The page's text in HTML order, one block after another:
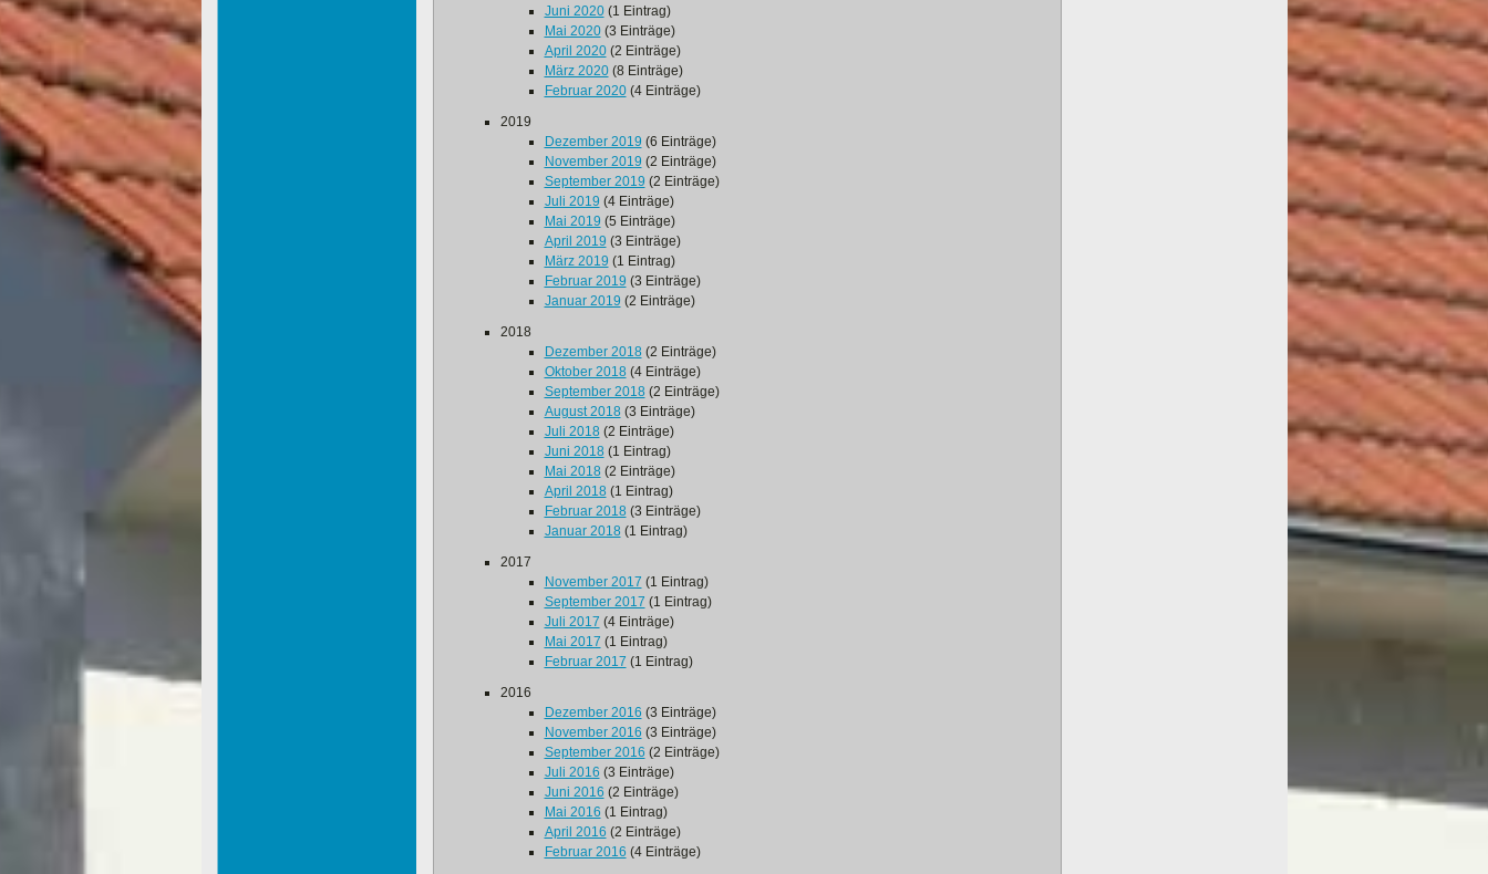
Juni 2020(1 Eintrag)
Mai 2020(3 Einträge)
April 2020(2 Einträge)
März 2020(8 Einträge)
Februar 2020(4 Einträge)
2019
Dezember 2019 (6 Einträge)
November 2019 (2 Einträge)
September 2019 (2 Einträge)
Juli 2019 (4 Einträge)
Mai 2019 (5 Einträge)
April 2019 (3 Einträge)
März 2019 (1 Eintrag)
Februar 2019 (3 Einträge)
Januar 2019 (2 Einträge)
2018
Dezember 2018(2 Einträge)
Oktober 2018(4 Einträge)
September 2018(2 Einträge)
August 2018(3 Einträge)
Juli 2018(2 Einträge)
Juni 2018(1 Eintrag)
Mai 2018(2 Einträge)
April 2018(1 Eintrag)
Februar 2018(3 Einträge)
Januar 2018(1 Eintrag)
2017
November 2017 (1 Eintrag)
September 2017 (1 Eintrag)
Juli 2017 (4 Einträge)
Mai 2017 (1 Eintrag)
Februar 2017 (1 Eintrag)
2016
Dezember 2016 (3 Einträge)
November 2016 (3 Einträge)
September 2016 (2 Einträge)
Juli 2016 (3 Einträge)
Juni 2016 (2 Einträge)
Mai 2016 (1 Eintrag)
April 2016 (2 Einträge)
Februar 2016 (4 Einträge)